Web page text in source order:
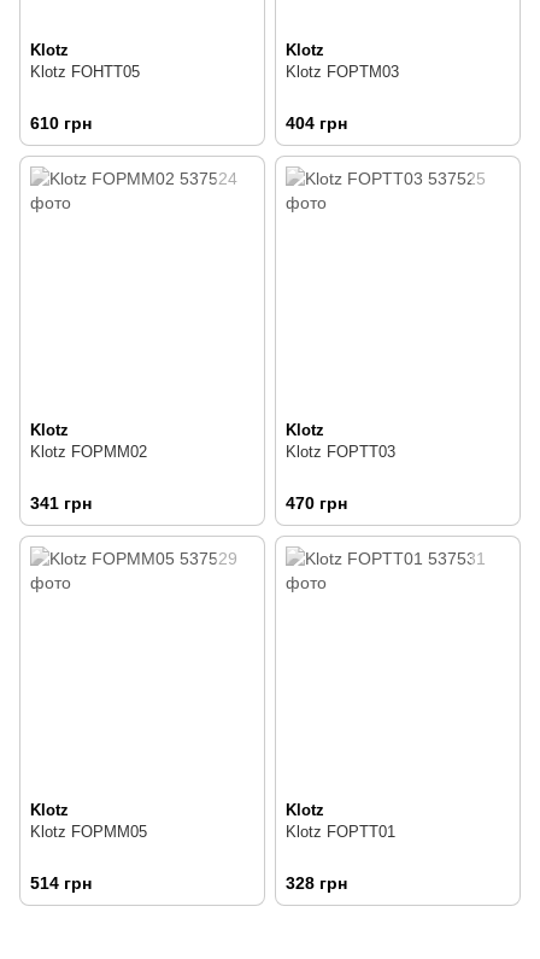
Klotz
Klotz FOHTT05
610 грн
Klotz
Klotz FOPTM03
404 грн
Klotz
Klotz FOPMM02
341 грн
Klotz
Klotz FOPTT03
470 грн
Klotz
Klotz FOPMM05
514 грн
Klotz
Klotz FOPTT01
328 грн